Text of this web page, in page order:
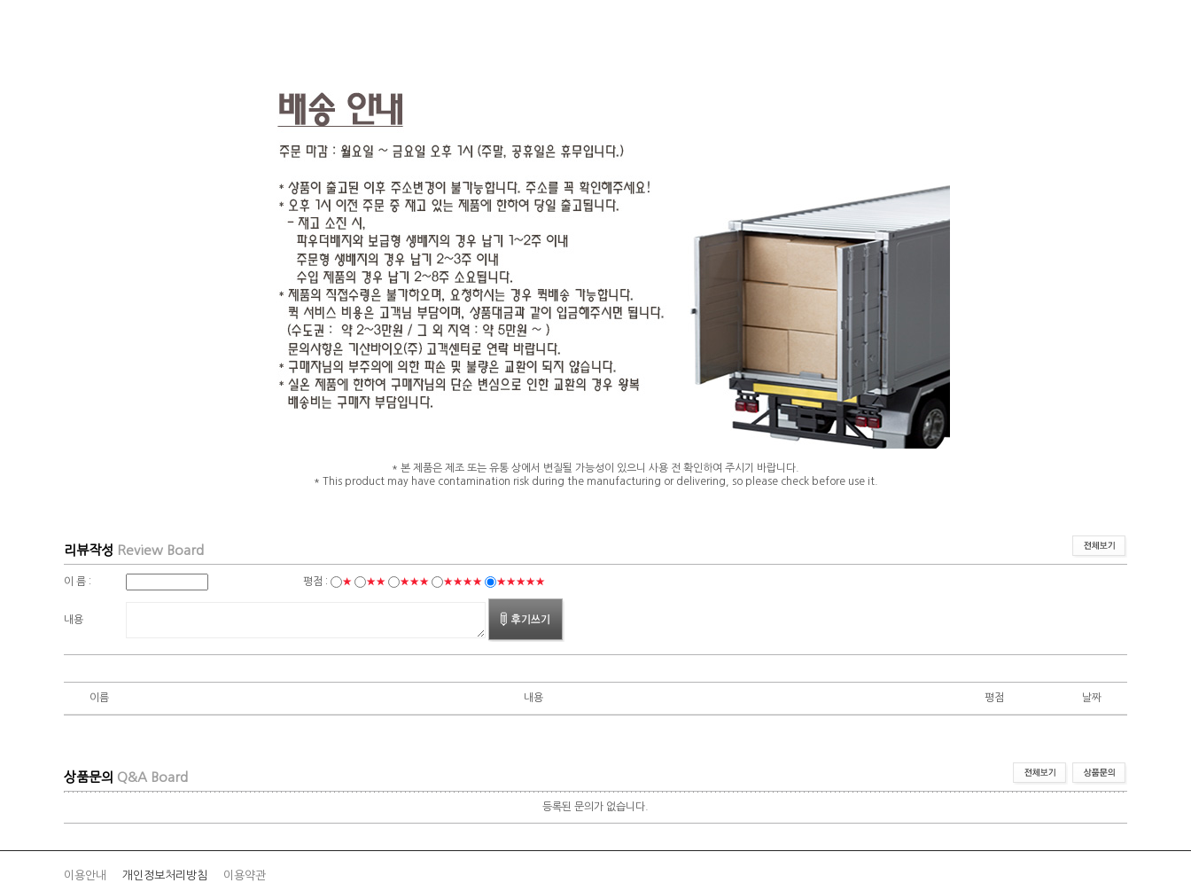
* 본 제품은 제조 또는 유통 상에서 변질될 가능성이 있으니 사용 전 확인하여 주시기 바랍니다.
* This product may have contamination risk during the manufacturing or delivering, so please check before use it.
리뷰작성 Review Board
이 름 : 평점 : ★ ★★ ★★★ ★★★★ ★★★★★
내용
이름 내용 평점 날짜
상품문의 Q&A Board
등록된 문의가 없습니다.
이용안내 개인정보처리방침 이용약관